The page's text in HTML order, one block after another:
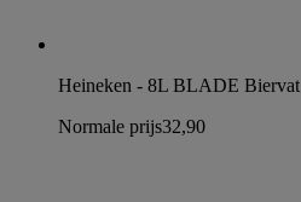
Heineken - 8L BLADE Biervat
Normale prijs32,90